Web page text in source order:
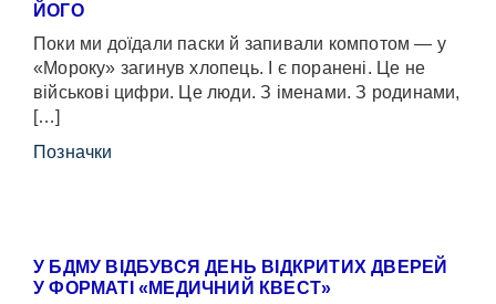
ЙОГО
Поки ми доїдали паски й запивали компотом — у
«Мороку» загинув хлопець. І є поранені. Це не
військові цифри. Це люди. З іменами. З родинами,
[…]
Позначки
У БДМУ ВІДБУВСЯ ДЕНЬ ВІДКРИТИХ ДВЕРЕЙ
У ФОРМАТІ «МЕДИЧНИЙ КВЕСТ»